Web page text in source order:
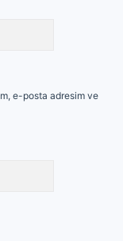
e-posta adresim ve